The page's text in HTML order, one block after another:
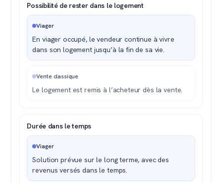
Possibilité de rester dans le logement
Viager
En viager occupé, le vendeur continue à vivre
dans son logement jusqu’à la fin de sa vie.
Vente classique
Le logement est remis à l’acheteur dès la vente.
Durée dans le temps
Viager
Solution prévue sur le long terme, avec des
revenus versés dans le temps.